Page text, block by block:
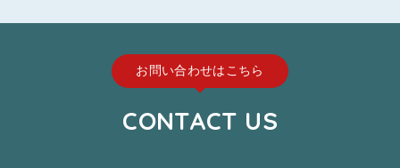
お問い合わせはこちら
CONTACT US